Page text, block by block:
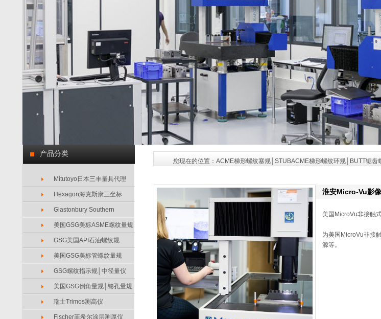
您现在的位置： ACME梯形螺纹塞规│STUBACME梯形螺纹环规│BUTT锯齿
产品分类
Mitutoyo日本三丰量具代理
Hexagon海克斯康三坐标
Glastonbury Southern
美国GSG美标ASME螺纹量规
GSG美国API石油螺纹规
美国GSG美标管螺纹量规
GSG螺纹指示规│中径量仪
美国GSG倒角量规│锪孔量规
瑞士Trimos测高仪
Fischer菲希尔涂层测厚仪
淮安Micro-Vu影
美国MicroVu非接触
为美国MicroVu非接
源等。